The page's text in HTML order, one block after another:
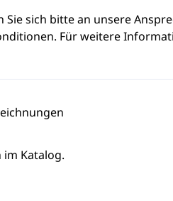
sich bitte an unsere
Für weitere
Katalog.